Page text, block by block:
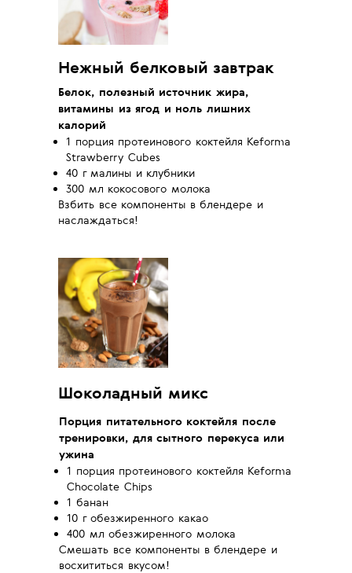
Белок, полезный источник жира,
витамины из ягод и ноль лишних
калорий
1 порция протеинового коктейля Keforma
Strawberry Cubes
40 г малины и клубники
300 мл кокосового молока
Взбить все компоненты в блендере и
наслаждаться!
Нежный белковый завтрак
Шоколадный микс
Порция питательного коктейля после
тренировки, для сытного перекуса или
ужина
1 порция протеинового коктейля Keforma
Chocolate Chips
1 банан
10 г обезжиренного какао
400 мл обезжиренного молока
Смешать все компоненты в блендере и
восхититься вкусом!